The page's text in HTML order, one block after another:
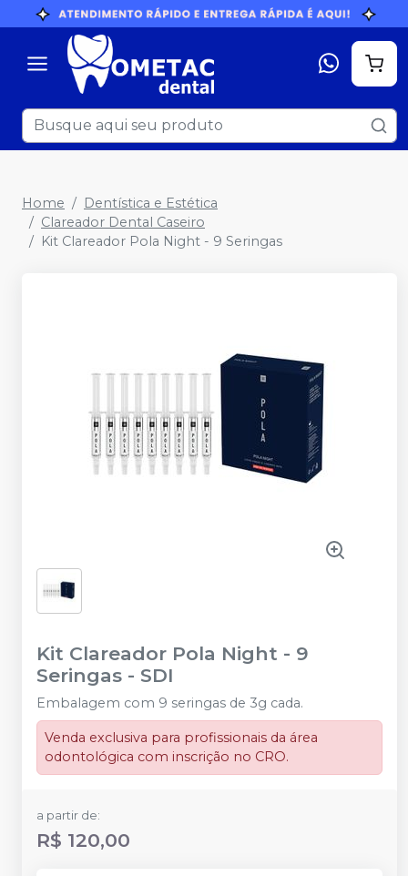
Home
Dentística e Estética
Clareador Dental Caseiro
Kit Clareador Pola Night - 9 Seringas
Kit Clareador Pola Night - 9
Seringas - SDI
Embalagem com 9 seringas de 3g cada.
Venda exclusiva para profissionais da área
odontológica com inscrição no CRO.
a partir de:
R$ 120,00